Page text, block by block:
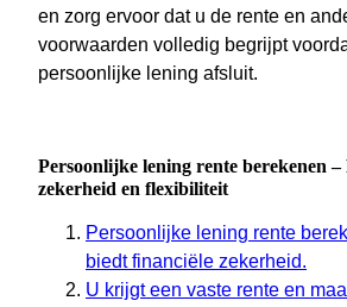
en zorg ervoor dat u de rente en
voorwaarden volledig begrijpt
persoonlijke lening afsluit.
Persoonlijke lening rente berekenen –
zekerheid en flexibiliteit
Persoonlijke lening rente
biedt financiële zekerheid.
U krijgt een vaste rente en